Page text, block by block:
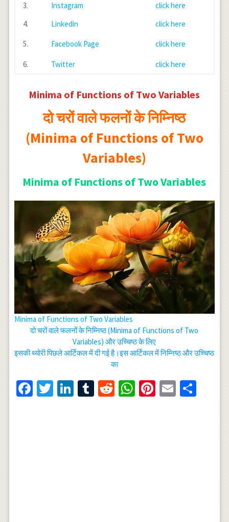
3. Instagram
click here
4.
Linkedin click here
5. Facebook Page click here
6. Twitter click here
Minima of Functions of Two Variables
दो चरों वाले फलनों के निम्निष्ठ
(Minima of Functions of Two
Variables)
Minima of Functions of Two Variables
Minima of Functions of Two Variables
दो चरों वाले फलनों के निम्निष्ठ (Minima of Functions of Two
Variables) और उच्चिष्ठ के लिए
इसकी थ्योरी पिछले आर्टिकल में दी गई है।इस आर्टिकल में निम्निष्ठ और उच्चिष्ठ
का
Facebook
Twitter
LinkedIn
Tumblr
RedditWhatsApp
Pinterest
Email